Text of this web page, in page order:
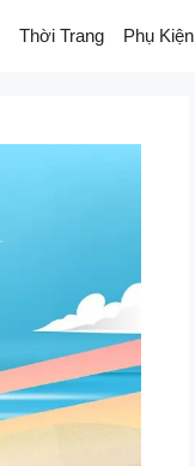
Thời Trang Phụ Kiện